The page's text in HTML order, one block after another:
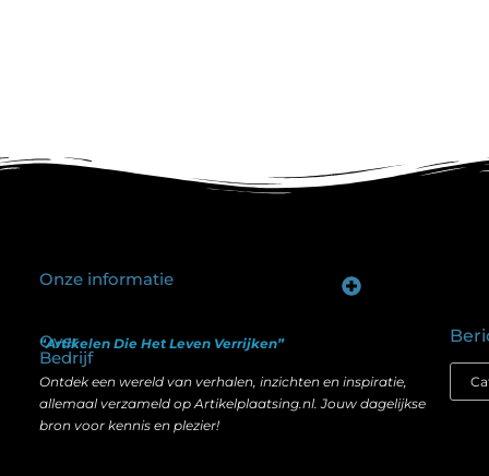
Over
Bedrijf
“Artikelen Die Het Leven Verrijken”
Ontdek een wereld van verhalen, inzichten en inspiratie,
allemaal verzameld op Artikelplaatsing.nl. Jouw dagelijkse
bron voor kennis en plezier!
Onze informatie